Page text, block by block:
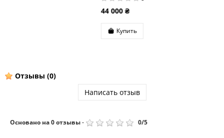
Отзывы (0)
Написать отзыв
Основано на0отзывы- 0/5